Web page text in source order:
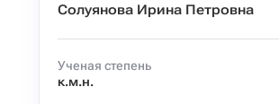
Солуянова Ирина Петровна
Ученая степень
к.м.н.